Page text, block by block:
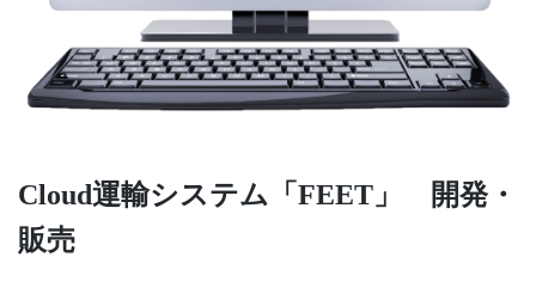
Cloud運輸システム「FEET」 開発・
販売